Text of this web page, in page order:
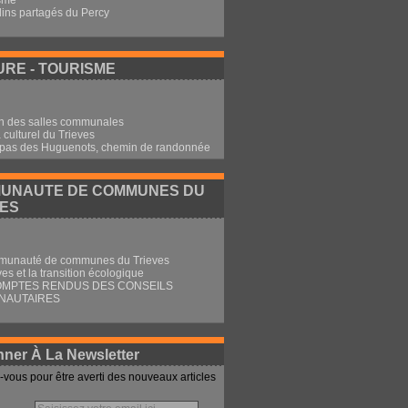
partagés du Percy
- TOURISME
des salles communales
culturel du Trieves
des Huguenots, chemin de randonnée
DE COMMUNES DU
de communes du Trieves
et la transition écologique
RENDUS DES CONSEILS
À La Newsletter
vous pour être averti des nouveaux articles